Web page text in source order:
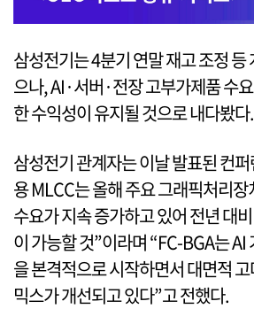
삼성전기는 4분기 연말 재고 조정 등
으나, AI·서버·전장 고부가제품 수
한 수익성이 유지될 것으로 내다봤다.
삼성전기 관계자는 이날 발표된 컨
용 MLCC는 올해 주요 그래픽처리
수요가 지속 증가하고 있어 전년 대
이 가능할 것”이라며 “FC-BGA는 AI
을 본격적으로 시작하면서 대면적
믹스가 개선되고 있다”고 전했다.